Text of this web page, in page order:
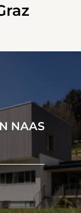
NAAS